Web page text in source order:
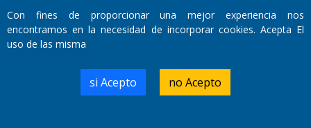
Walter René Goñi
Domicilio Legal: José Ingenieros 855,
Santa Rosa, La Pampa.
Número de Registro DNDA:
Con fines de proporcionar una mejor experiencia nos
encontramos en la necesidad de incorporar cookies. Acepta El
uso de las misma
si Acepto no Acepto